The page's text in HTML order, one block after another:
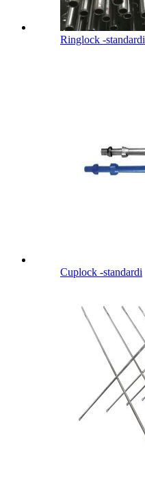
Ringlock -standardi
Cuplock -standardi